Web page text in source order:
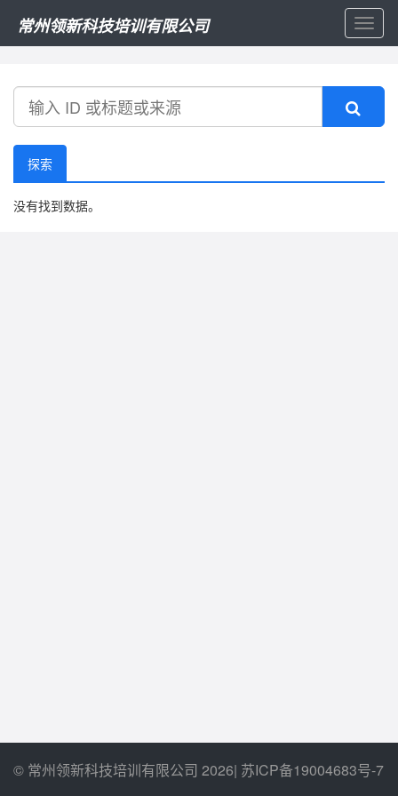
常州领新科技培训有限公司
搜
探索
没有找到数据。
© 常州领新科技培训有限公司 2026| 苏ICP备19004683号-7